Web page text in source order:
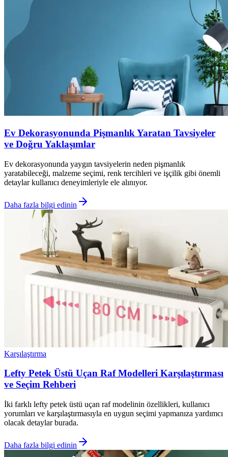
Ev Dekorasyonunda Pişmanlık Yaratan Tavsiyeler
ve Doğru Yaklaşımlar
Ev dekorasyonunda yaygın tavsiyelerin neden pişmanlık
yaratabileceği, malzeme seçimi, renk tercihleri ve işçilik gibi önemli
detaylar kullanıcı deneyimleriyle ele alınıyor.
Daha fazla bilgi edinin
Karşılaştırma
Lefty Petek Üstü Uçan Raf Modelleri Karşılaştırması
ve Seçim Rehberi
İki farklı lefty petek üstü uçan raf modelinin özellikleri, kullanıcı
yorumları ve karşılaştırmasıyla en uygun seçimi yapmanıza yardımcı
olacak detaylar burada.
Daha fazla bilgi edinin